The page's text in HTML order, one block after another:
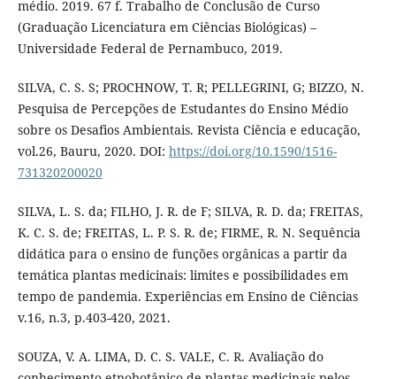
médio. 2019. 67 f. Trabalho de Conclusão de Curso
(Graduação Licenciatura em Ciências Biológicas) –
Universidade Federal de Pernambuco, 2019.
SILVA, C. S. S; PROCHNOW, T. R; PELLEGRINI, G; BIZZO, N.
Pesquisa de Percepções de Estudantes do Ensino Médio
sobre os Desafios Ambientais. Revista Ciência e educação,
vol.26, Bauru, 2020. DOI: https://doi.org/10.1590/1516-
731320200020
SILVA, L. S. da; FILHO, J. R. de F; SILVA, R. D. da; FREITAS,
K. C. S. de; FREITAS, L. P. S. R. de; FIRME, R. N. Sequência
didática para o ensino de funções orgânicas a partir da
temática plantas medicinais: limites e possibilidades em
tempo de pandemia. Experiências em Ensino de Ciências
v.16, n.3, p.403-420, 2021.
SOUZA, V. A. LIMA, D. C. S. VALE, C. R. Avaliação do